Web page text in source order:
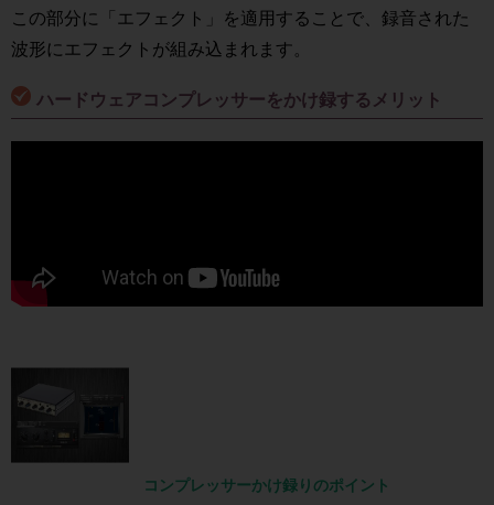
この部分に「エフェクト」を適用することで、録音された
波形にエフェクトが組み込まれます。
ハードウェアコンプレッサーをかけ録するメリット
コンプレッサーかけ録りのポイント